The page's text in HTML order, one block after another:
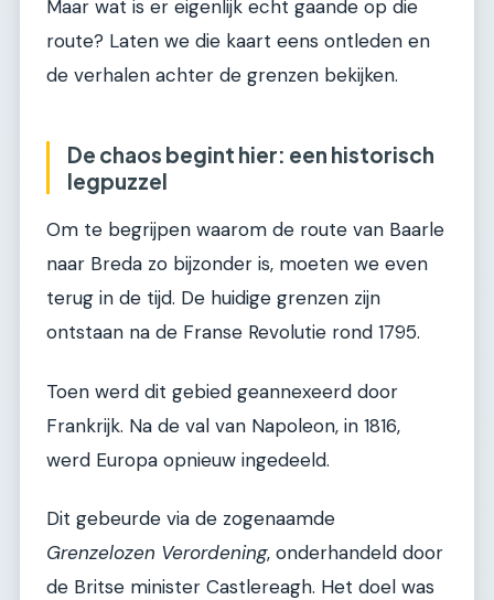
Maar wat is er eigenlijk echt gaande op die
route? Laten we die kaart eens ontleden en
de verhalen achter de grenzen bekijken.
De chaos begint hier: een historisch
legpuzzel
Om te begrijpen waarom de route van Baarle
naar Breda zo bijzonder is, moeten we even
terug in de tijd. De huidige grenzen zijn
ontstaan na de Franse Revolutie rond 1795.
Toen werd dit gebied geannexeerd door
Frankrijk. Na de val van Napoleon, in 1816,
werd Europa opnieuw ingedeeld.
Dit gebeurde via de zogenaamde
Grenzelozen Verordening, onderhandeld door
de Britse minister Castlereagh. Het doel was